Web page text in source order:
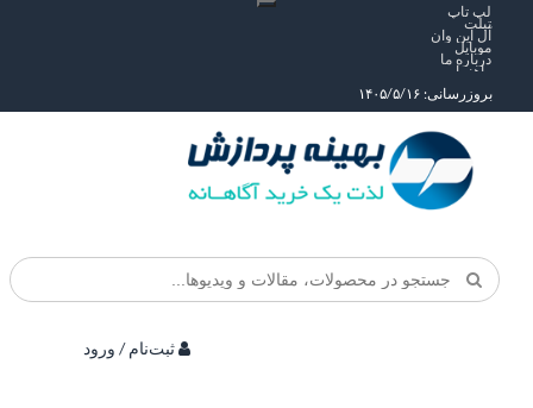
لپ تاپ
تبلت
آل این وان
موبایل
درباره ما
راهنما
بروزرسانی: ۱۴۰۵/۵/۱۶
ثبت‌نام / ورود